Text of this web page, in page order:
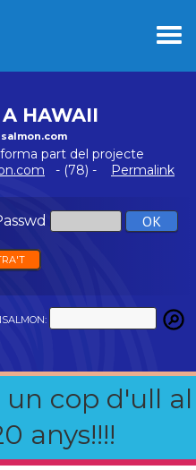
HAWAII
part del projecte
- (78) -
Permalink
un cop d'ull al
anys!!!!